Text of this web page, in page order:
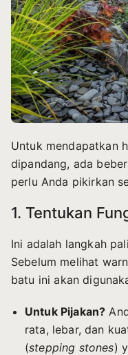
Untuk mendapatkan
dipandang, ada
perlu Anda pikirkan
1. Tentukan
Ini adalah langkah
Sebelum melihat
batu ini akan
Untuk Pijakan?
rata, lebar, dan
(stepping stones)